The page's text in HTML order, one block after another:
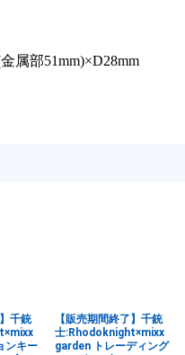
属部51mm)×D28mm
千銃
ンキー
【販売期間終了】千銃
士:Rhodoknight×mixx
garden トレーディング